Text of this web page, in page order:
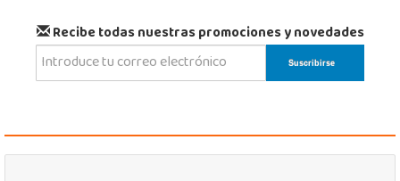
Recibe todas nuestras promociones y novedades